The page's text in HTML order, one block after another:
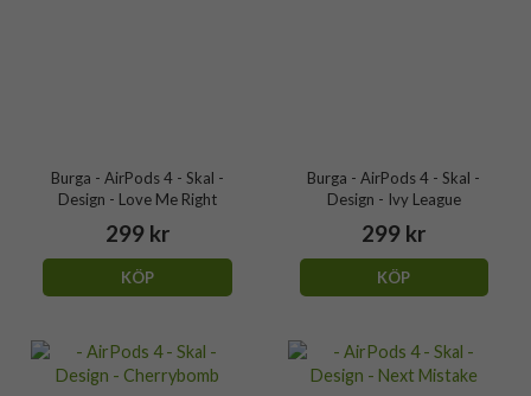
Burga - AirPods 4 - Skal -
Design - Love Me Right
299 kr
KÖP
Burga - AirPods 4 - Skal -
Design - Ivy League
299 kr
KÖP